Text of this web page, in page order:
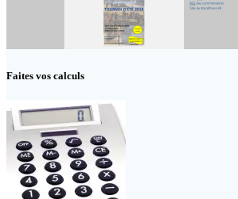
Faites vos calculs